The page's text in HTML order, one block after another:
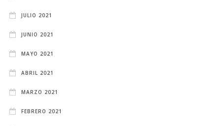
JULIO 2021
JUNIO 2021
MAYO 2021
ABRIL 2021
MARZO 2021
FEBRERO 2021